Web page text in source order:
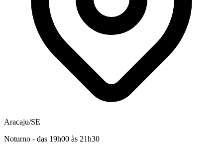
Aracaju/SE
Noturno - das 19h00 às 21h30